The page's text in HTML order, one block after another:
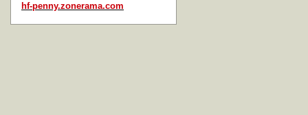
hf-penny.zonerama.com